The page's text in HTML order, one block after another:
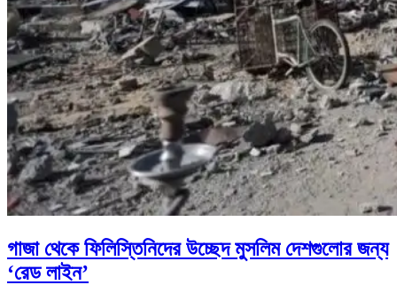
গাজা থেকে ফিলিস্তিনিদের উচ্ছেদ মুসলিম দেশগুলোর জন্য
‘রেড লাইন’